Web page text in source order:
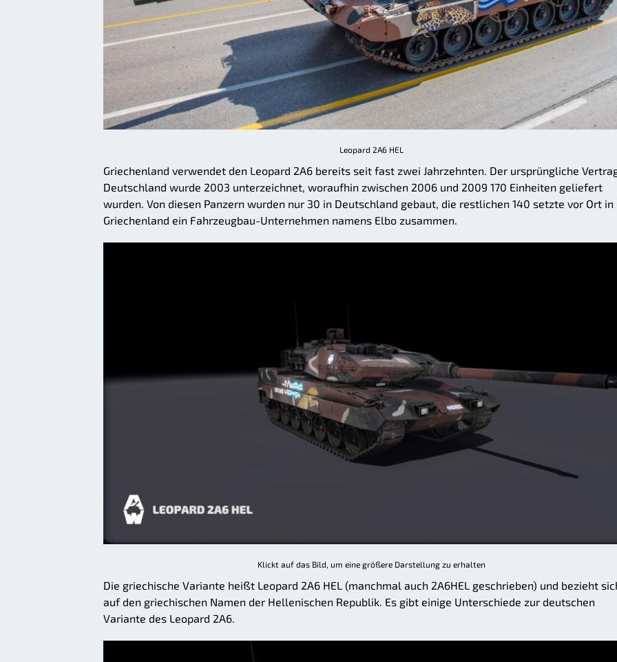
Leopard 2A6 HEL
Griechenland verwendet den Leopard 2A6 bereits seit fast zwei Jahrzehnten. Der ursprüngliche
Deutschland wurde 2003 unterzeichnet, woraufhin zwischen 2006 und 2009 170 Einheiten geliefert
wurden. Von diesen Panzern wurden nur 30 in Deutschland gebaut, die restlichen 140 setzte vor Ort in
Griechenland ein Fahrzeugbau-Unternehmen namens Elbo zusammen.
Klickt auf das Bild, um eine größere Darstellung zu erhalten
Die griechische Variante heißt Leopard 2A6 HEL (manchmal auch 2A6HEL geschrieben) und bezieht
auf den griechischen Namen der Hellenischen Republik. Es gibt einige Unterschiede zur deutschen
Variante des Leopard 2A6.